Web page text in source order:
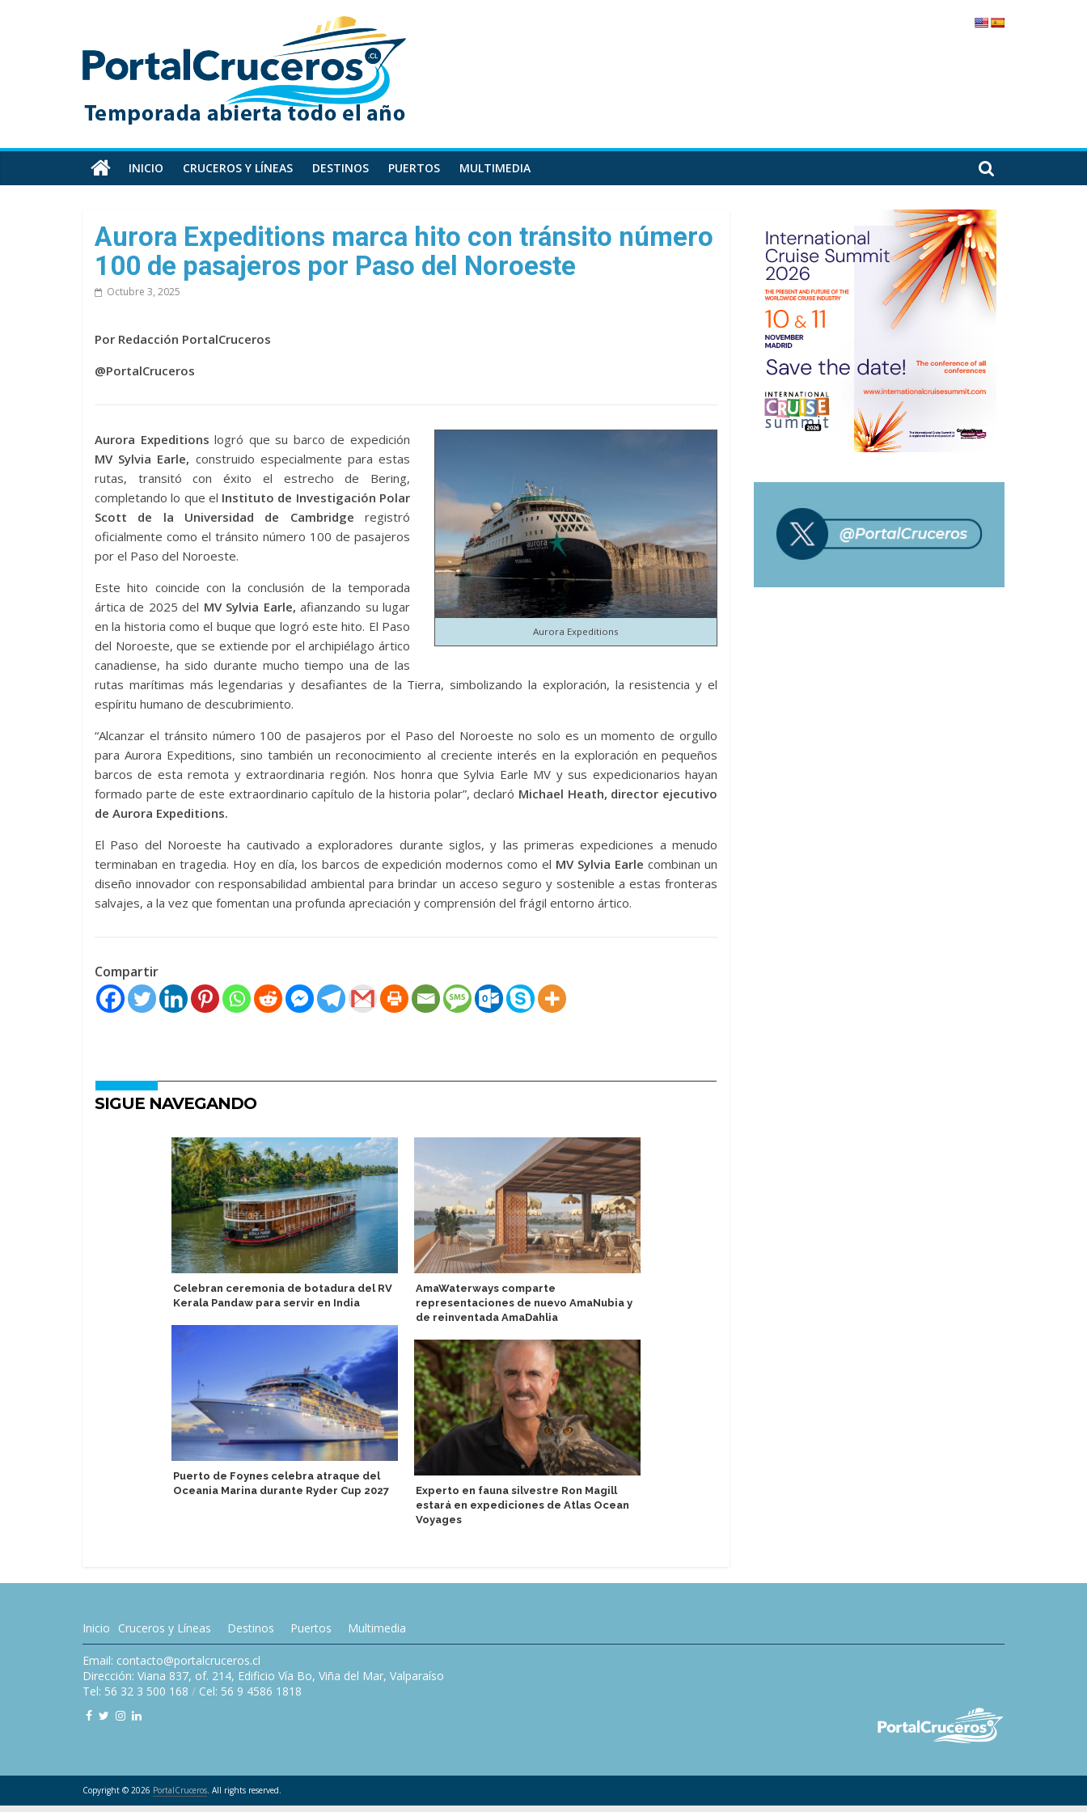
PortalCruceros
Toda
información
cruceros
en
un
sitio
INICIO CRUCEROS Y LÍNEAS DESTINOS PUERTOS MULTIMEDIA
Aurora Expeditions marca hito con tránsito número
100 de pasajeros por Paso del Noroeste
Octubre 3, 2025
Por Redacción PortalCruceros
@PortalCruceros
Aurora Expeditions
Aurora Expeditions logró que su barco de expedición
MV Sylvia Earle, construido especialmente para estas
rutas, transitó con éxito el estrecho de Bering,
completando lo que el Instituto de Investigación Polar
Scott de la Universidad de Cambridge registró
oficialmente como el tránsito número 100 de pasajeros
por el Paso del Noroeste.
Este hito coincide con la conclusión de la temporada
ártica de 2025 del MV Sylvia Earle, afianzando su lugar
en la historia como el buque que logró este hito. El Paso
del Noroeste, que se extiende por el archipiélago ártico
canadiense, ha sido durante mucho tiempo una de las
rutas marítimas más legendarias y desafiantes de la Tierra, simbolizando la exploración, la resistencia y el
espíritu humano de descubrimiento.
“Alcanzar el tránsito número 100 de pasajeros por el Paso del Noroeste no solo es un momento de orgullo
para Aurora Expeditions, sino también un reconocimiento al creciente interés en la exploración en pequeños
barcos de esta remota y extraordinaria región. Nos honra que Sylvia Earle MV y sus expedicionarios hayan
formado parte de este extraordinario capítulo de la historia polar”, declaró Michael Heath, director ejecutivo
de Aurora Expeditions.
El Paso del Noroeste ha cautivado a exploradores durante siglos, y las primeras expediciones a menudo
terminaban en tragedia. Hoy en día, los barcos de expedición modernos como el MV Sylvia Earle combinan un
diseño innovador con responsabilidad ambiental para brindar un acceso seguro y sostenible a estas fronteras
salvajes, a la vez que fomentan una profunda apreciación y comprensión del frágil entorno ártico.
Compartir
SIGUE NAVEGANDO
Celebran ceremonia de botadura del RV
Kerala Pandaw para servir en India
Puerto de Foynes celebra atraque del
Oceania Marina durante Ryder Cup 2027
AmaWaterways comparte
representaciones de nuevo AmaNubia y
de reinventada AmaDahlia
Experto en fauna silvestre Ron Magill
estará en expediciones de Atlas Ocean
Voyages
Inicio Cruceros y Líneas Destinos Puertos Multimedia
Email: contacto@portalcruceros.cl
Dirección: Viana 837, of. 214, Edificio Vía Bo, Viña del Mar, Valparaíso
Tel: 56 32 3 500 168 / Cel: 56 9 4586 1818
Copyright © 2026 PortalCruceros. All rights reserved.